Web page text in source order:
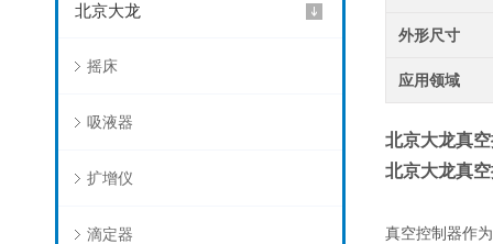
北京大龙
摇床
吸液器
扩增仪
滴定器
外形尺寸
应用领域
北京大龙真
北京大龙真
真空控制器作